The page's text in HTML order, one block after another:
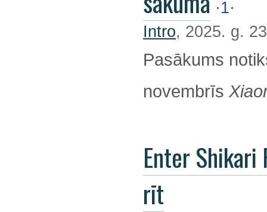
·1·
Intro, 2025. g.
Pasākums
novembrīs
Enter Shikari
rīt